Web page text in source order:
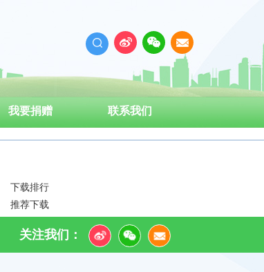
我要捐赠 联系我们
下载排行
推荐下载
关注我们：